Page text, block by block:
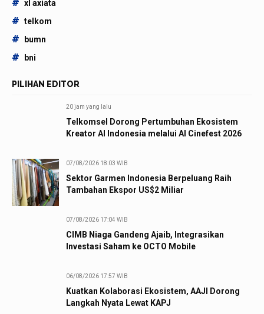
# xl axiata
# telkom
# bumn
# bni
PILIHAN EDITOR
20 jam yang lalu
Telkomsel Dorong Pertumbuhan Ekosistem
Kreator AI Indonesia melalui AI Cinefest 2026
07/08/2026 18:03 WIB
Sektor Garmen Indonesia Berpeluang Raih
Tambahan Ekspor US$2 Miliar
07/08/2026 17:04 WIB
CIMB Niaga Gandeng Ajaib, Integrasikan
Investasi Saham ke OCTO Mobile
06/08/2026 17:57 WIB
Kuatkan Kolaborasi Ekosistem, AAJI Dorong
Langkah Nyata Lewat KAPJ